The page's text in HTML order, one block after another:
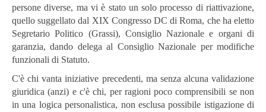
persone diverse, ma vi è stato un solo processo di riattivazione,
quello suggellato dal XIX Congresso DC di Roma, che ha eletto
Segretario Politico (Grassi), Consiglio Nazionale e organi di
garanzia, dando delega al Consiglio Nazionale per modifiche
funzionali di Statuto.
C'è chi vanta iniziative precedenti, ma senza alcuna validazione
giuridica (anzi) e c'è chi, per ragioni poco comprensibili se non
in una logica personalistica, non esclusa possibile istigazione di